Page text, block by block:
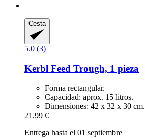
Cesta
5.0 (3)
Kerbl Feed Trough, 1 pieza
Forma rectangular.
Capacidad: aprox. 15 litros.
Dimensiones: 42 x 32 x 30 cm.
21,99 €
Entrega hasta el 01 septiembre